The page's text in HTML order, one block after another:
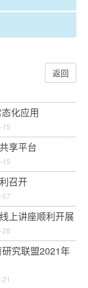
返回
化应用
15
享平台
15
召开
07
上讲座顺利开展
28
究联盟2021年